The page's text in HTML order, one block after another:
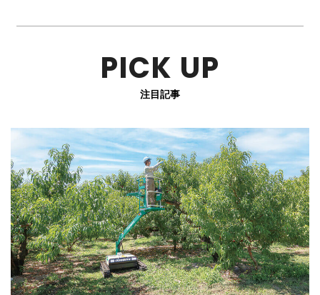
PICK UP
注目記事